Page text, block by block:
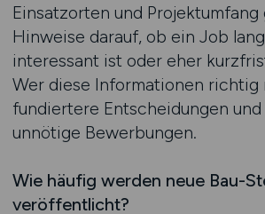
Einsatzorten und
Hinweise darauf, ob ein Job
interessant ist oder eher
Wer diese Informationen
fundiertere Entscheidungen
unnötige Bewerbungen.
Wie häufig werden neue Bau-
veröffentlicht?